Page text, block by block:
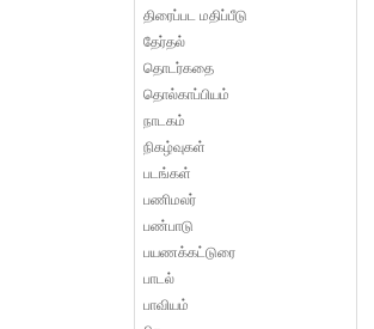
திரைப்பட மதிப்பீடு
தேர்தல்
தொடர்கதை
தொல்காப்பியம்
நாடகம்
நிகழ்வுகள்
படங்கள்
பணிமலர்
பண்பாடு
பயணக்கட்டுரை
பாடல்
பாவியம்